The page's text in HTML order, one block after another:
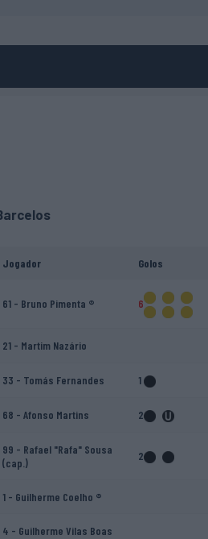
Jogador Golos
61 - Bruno Pimenta ® 6
21 - Martim Nazário
33 - Tomás Fernandes 1
68 - Afonso Martins 2
99 - Rafael "Rafa" Sousa
(cap.)
2
1 - Guilherme Coelho ®
4 - Guilherme Vilas Boas